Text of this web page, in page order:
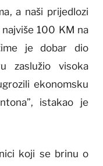
a naši prijedlozi
100 KM na
je dobar dio
zaslužio visoka
ekonomsku
istakao je
koji se brinu o